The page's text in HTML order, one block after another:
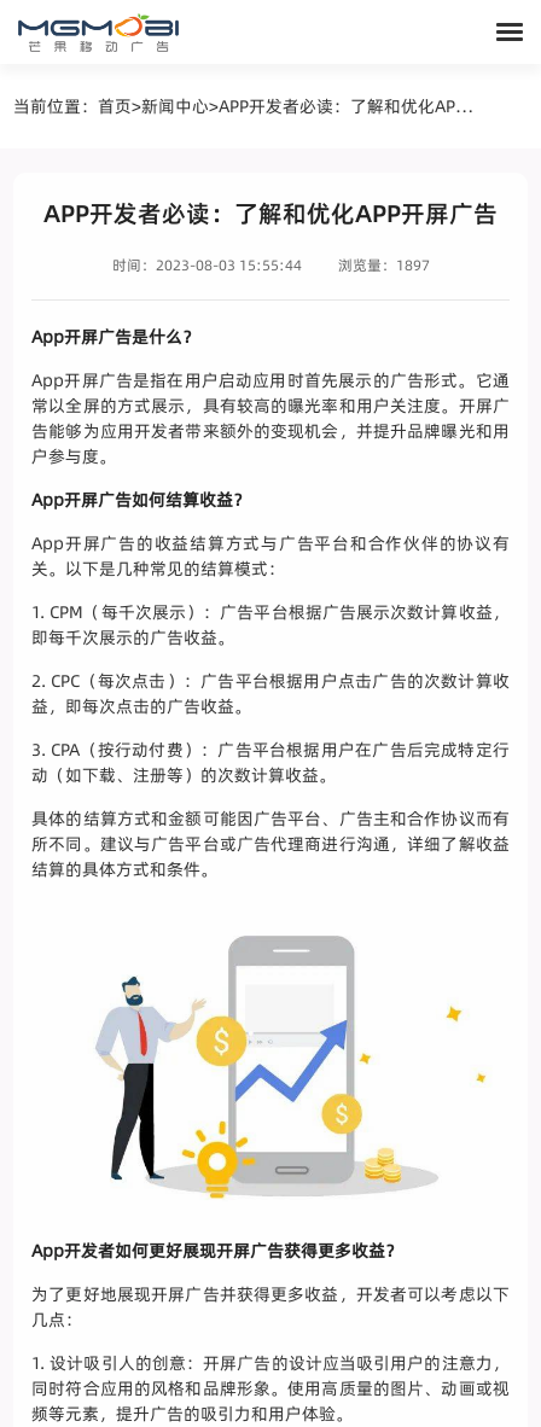
当前位置：首页>新闻中心> APP开发者必读：了解和优化APP开屏广告
APP开发者必读：了解和优化APP开屏广告
时间：2023-08-03 15:55:44 浏览量：1897
App开屏广告是什么？
App开屏广告是指在用户启动应用时首先展示的广告形式。它通
常以全屏的方式展示，具有较高的曝光率和用户关注度。开屏广
告能够为应用开发者带来额外的变现机会，并提升品牌曝光和用
户参与度。
App开屏广告如何结算收益？
App开屏广告的收益结算方式与广告平台和合作伙伴的协议有
关。以下是几种常见的结算模式：
1. CPM（每千次展示）：广告平台根据广告展示次数计算收益，
即每千次展示的广告收益。
2. CPC（每次点击）：广告平台根据用户点击广告的次数计算收
益，即每次点击的广告收益。
3. CPA（按行动付费）：广告平台根据用户在广告后完成特定行
动（如下载、注册等）的次数计算收益。
具体的结算方式和金额可能因广告平台、广告主和合作协议而有
所不同。建议与广告平台或广告代理商进行沟通，详细了解收益
结算的具体方式和条件。
App开发者如何更好展现开屏广告获得更多收益？
为了更好地展现开屏广告并获得更多收益，开发者可以考虑以下
几点：
1. 设计吸引人的创意：开屏广告的设计应当吸引用户的注意力，
同时符合应用的风格和品牌形象。使用高质量的图片、动画或视
频等元素，提升广告的吸引力和用户体验。